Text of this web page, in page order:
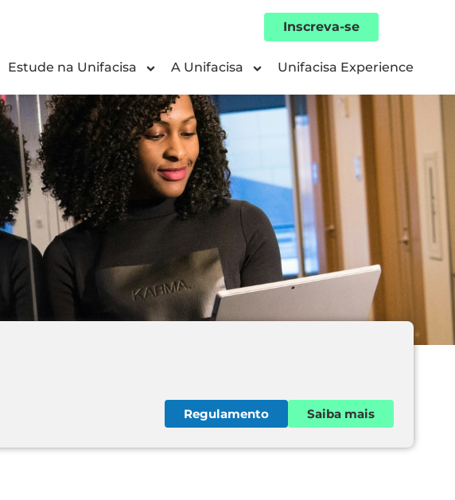
Inscreva-se
Estude na Unifacisa A Unifacisa Unifacisa Experience
Regulamento Saiba mais